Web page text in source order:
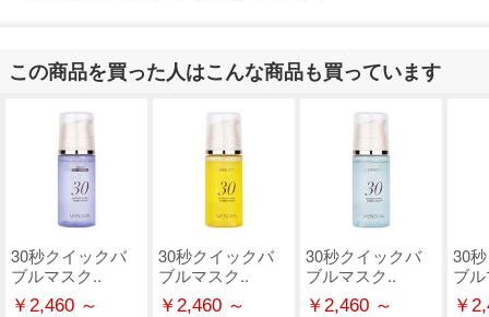
この商品を買った人はこんな商品も買っています
30秒クイックバ
ブルマスク..
￥2,460 ～
30秒クイックバ
ブルマスク..
￥2,460 ～
30秒クイックバ
ブルマスク..
￥2,460 ～
30
ブ
￥